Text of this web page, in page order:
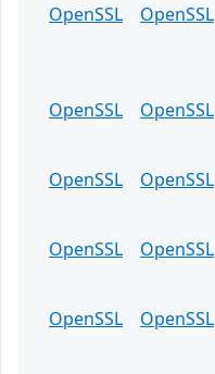
OpenSSL OpenSSL
OpenSSL
OpenSSL
OpenSSL
OpenSSL
OpenSSL
OpenSSL
OpenSSL
OpenSSL